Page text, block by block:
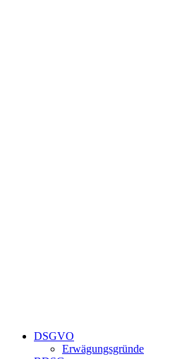
DSGVO
Erwägungsgründe